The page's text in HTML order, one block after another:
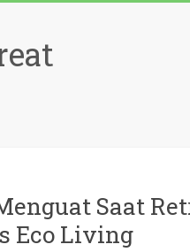
Saat
Eco Living